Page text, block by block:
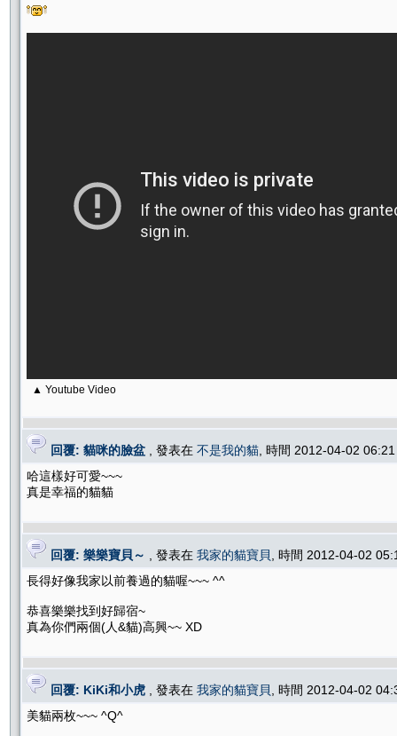
▲ Youtube Video
回覆: 貓咪的臉盆 , 發表在 不是我的貓 , 時間 2012-04-02
哈這樣好可愛~~~
真是幸福的貓貓
回覆: 樂樂寶貝～ , 發表在 我家的貓寶貝
, 時間 2012-04-02
長得好像我家以前養過的貓喔~~~ ^^
恭喜樂樂找到好歸宿~
真為你們兩個(人&貓)高興~~ XD
回覆: KiKi和小虎 , 發表在 我家的貓寶貝
, 時間 2012-04-02
美貓兩枚~~~ ^Q^